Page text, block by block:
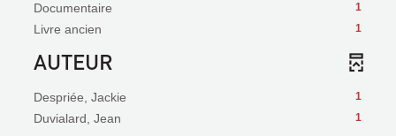
1
Documentaire
1
Livre ancien
AUTEUR
1
Despriée, Jackie
1
Duvialard, Jean